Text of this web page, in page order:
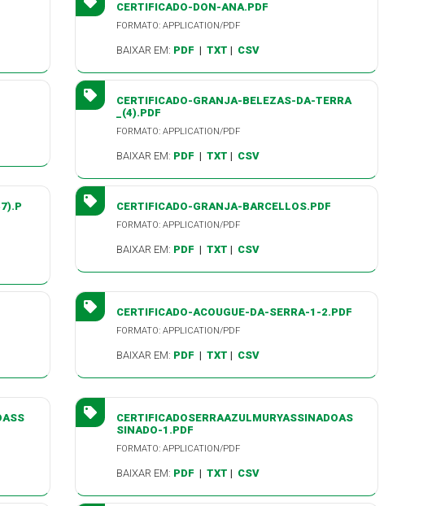
CERTIFICADO-DON-ANA.PDF
FORMATO: APPLICATION/PDF
BAIXAR EM: PDF | TXT | CSV
CERTIFICADO-GRANJA-BELEZAS-DA-TERRA
_(4).PDF
FORMATO: APPLICATION/PDF
BAIXAR EM: PDF | TXT | CSV
CERTIFICADO-GRANJA-BARCELLOS.PDF
FORMATO: APPLICATION/PDF
BAIXAR EM: PDF | TXT | CSV
CERTIFICADO-ACOUGUE-DA-SERRA-1-2.PDF
FORMATO: APPLICATION/PDF
BAIXAR EM: PDF | TXT | CSV
CERTIFICADOSERRAAZULMURYASSINADOAS
SINADO-1.PDF
FORMATO: APPLICATION/PDF
BAIXAR EM: PDF | TXT | CSV